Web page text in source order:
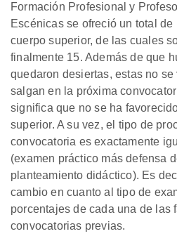
Formación Profesional y
Escénicas se ofreció un total de
cuerpo superior, de las cuales
finalmente 15. Además de que
quedaron desiertas, estas no
salgan en la próxima
significa que no se ha
superior. A su vez, el tipo de
convocatoria es exactamente
(examen práctico más defensa
planteamiento didáctico). Es
cambio en cuanto al tipo de
porcentajes de cada una de las
convocatorias previas.